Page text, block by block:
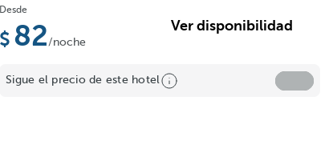
Desde
82/noche
Ver disponibilidad
Sigue el precio de este hotel